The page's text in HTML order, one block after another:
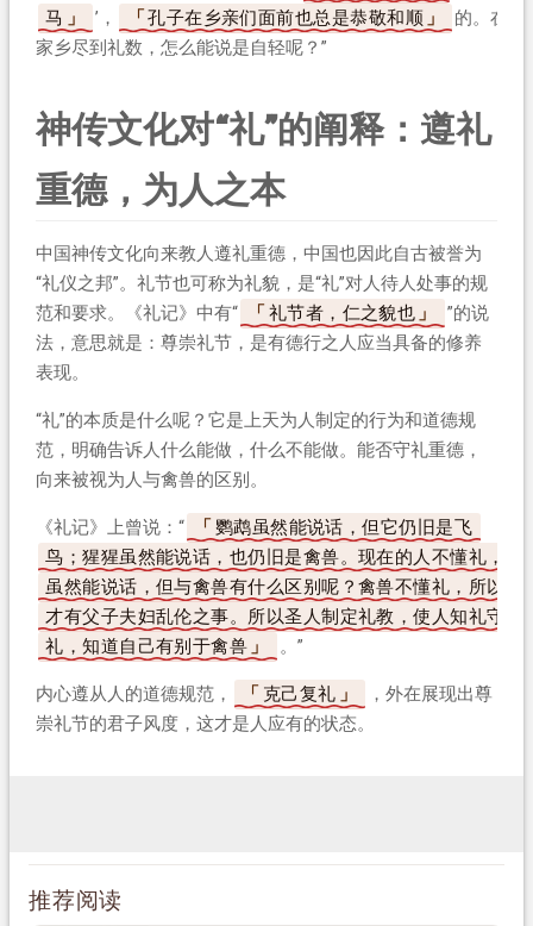
马
’， 孔子在乡亲们面前也总是恭敬和顺
的。在
家乡尽到礼数，怎么能说是自轻呢？”
神传文化对“礼”的阐释：遵礼
重德，为人之本
中国神传文化向来教人遵礼重德，中国也因此自古被誉为
“礼仪之邦”。礼节也可称为礼貌，是“礼”对人待人处事的规
范和要求。《礼记》中有“
礼节者，仁之貌也
”的说
法，意思就是：尊崇礼节，是有德行之人应当具备的修养
表现。
“礼”的本质是什么呢？它是上天为人制定的行为和道德规
范，明确告诉人什么能做，什么不能做。能否守礼重德，
向来被视为人与禽兽的区别。
《礼记》上曾说：“
鹦鹉虽然能说话，但它仍旧是飞
鸟；猩猩虽然能说话，也仍旧是禽兽。现在的人不懂礼，
虽然能说话，但与禽兽有什么区别呢？禽兽不懂礼，所以
才有父子夫妇乱伦之事。所以圣人制定礼教，使人知礼守
礼，知道自己有别于禽兽
。”
内心遵从人的道德规范， 克己复礼
，外在展现出尊
崇礼节的君子风度，这才是人应有的状态。
推荐阅读